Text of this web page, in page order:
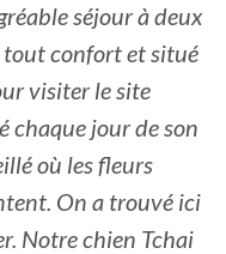
séjour à deux
tout confort et situé
visiter le site
chaque jour de son
où les fleurs
On a trouvé ici
Notre chien Tchai